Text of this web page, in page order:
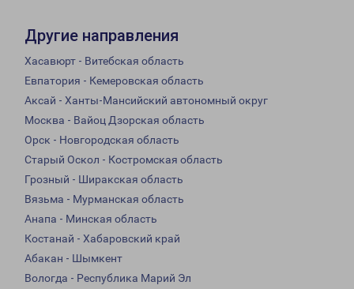
Другие направления
Хасавюрт - Витебская область
Евпатория - Кемеровская область
Аксай - Ханты-Мансийский автономный округ
Москва - Вайоц Дзорская область
Орск - Новгородская область
Старый Оскол - Костромская область
Грозный - Ширакская область
Вязьма - Мурманская область
Анапа - Минская область
Костанай - Хабаровский край
Абакан - Шымкент
Вологда - Республика Марий Эл